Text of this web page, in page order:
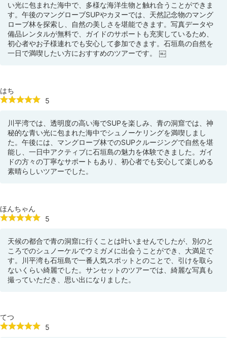
い光に包まれた海中で、多様な海洋生物と触れ合うことができま
す。午後のマングローブSUPやカヌーでは、天然記念物のマング
ローブ林を探索し、自然の美しさを堪能できます。写真データや
備品レンタルが無料で、ガイドのサポートも充実しているため、
初心者やお子様連れでも安心して参加できます。石垣島の自然を
一日で満喫したい方におすすめのツアーです。 ￼
はち
5
川平湾では、透明度の高い海でSUPを楽しみ、青の洞窟では、神
秘的な青い光に包まれた海中でシュノーケリングを満喫しまし
た。午後には、マングローブ林でのSUPクルージングで自然を堪
能し、一日中アクティブに石垣島の魅力を体験できました。ガイ
ドの方々の丁寧なサポートもあり、初心者でも安心して楽しめる
素晴らしいツアーでした。
ほんちゃん
5
天候の都合で青の洞窟に行くことは叶いませんでしたが、別のと
ころでのシュノーケルでウミガメに出会うことができ、大満足で
す。川平湾も石垣島で一番人気スポットとのことで、引けを取ら
ないくらい綺麗でした。サンセットのツアーでは、綺麗な写真も
撮っていただき、思い出になりました。
てつ
5